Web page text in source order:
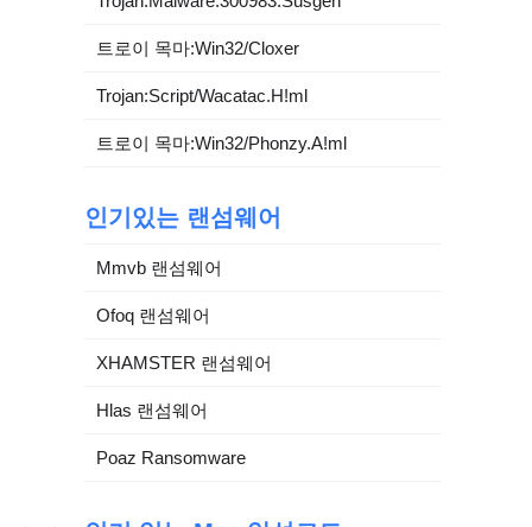
트로이 목마:Win32/Cloxer
Trojan:Script/Wacatac.H!ml
트로이 목마:Win32/Phonzy.A!ml
인기있는 랜섬웨어
Mmvb 랜섬웨어
Ofoq 랜섬웨어
XHAMSTER 랜섬웨어
Hlas 랜섬웨어
Poaz Ransomware